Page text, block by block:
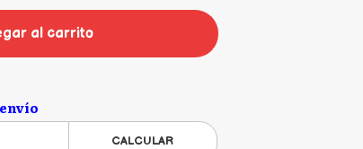
al carrito
CALCULAR